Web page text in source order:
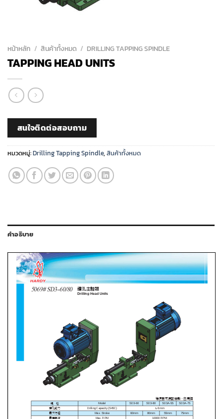
หน้าหลัก / สินค้าทั้งหมด / DRILLING TAPPING SPINDLE
TAPPING HEAD UNITS
สนใจติดต่อสอบถาม
หมวดหมู่:Drilling Tapping Spindle, สินค้าทั้งหมด
คำอธิบาย